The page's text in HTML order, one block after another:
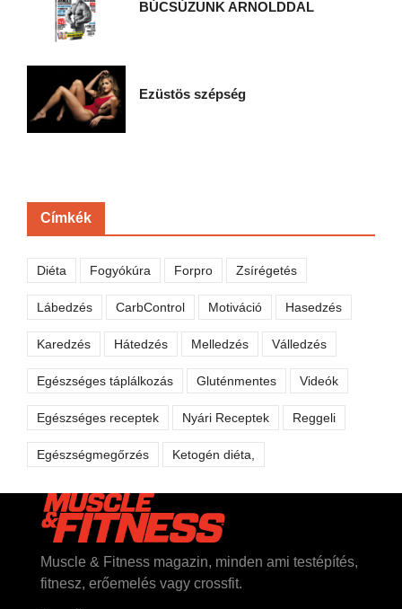
BÚCSÚZUNK ARNOLDDAL
Ezüstös szépség
Címkék
Diéta Fogyókúra Forpro Zsírégetés
Lábedzés CarbControl Motiváció Hasedzés
Karedzés Hátedzés Melledzés Válledzés
Egészséges táplálkozás Gluténmentes Videók
Egészséges receptek Nyári Receptek Reggeli
Egészségmegőrzés Ketogén diéta,
Muscle & Fitness magazin, minden ami testépítés,
fitnesz, erőemelés vagy crossfit.